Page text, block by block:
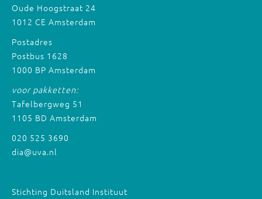
Oude Hoogstraat 24
1012 CE Amsterdam
Postadres
Postbus 1628
1000 BP Amsterdam
voor pakketten:
Tafelbergweg 51
1105 BD Amsterdam
020 525 3690
dia@uva.nl
Stichting Duitsland Instituut